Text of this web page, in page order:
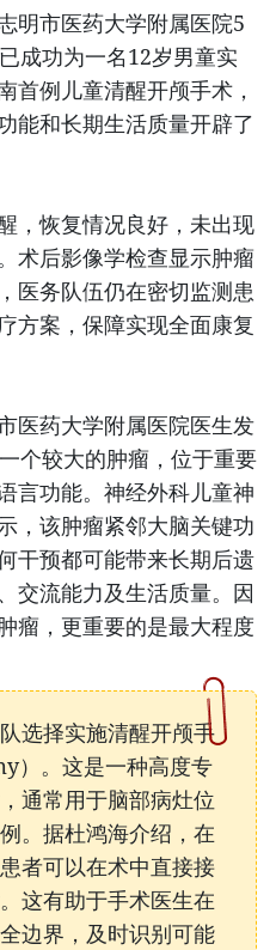
市医药大学附属医院5
成功为一名12岁男童实
首例儿童清醒开颅手术，
能和长期生活质量开辟了
，恢复情况良好，未出现
术后影像学检查显示肿瘤
医务队伍仍在密切监测患
方案，保障实现全面康复
医药大学附属医院医生发
个较大的肿瘤，位于重要
言功能。神经外科儿童神
，该肿瘤紧邻大脑关键功
干预都可能带来长期后遗
交流能力及生活质量。因
瘤，更重要的是最大程度
选择实施清醒开颅手
）。这是一种高度专
通常用于脑部病灶位
。据杜鸿海介绍，在
者可以在术中直接接
这有助于手术医生在
边界，及时识别可能